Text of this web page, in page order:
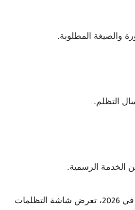
والصيغة المطلوبة.
التظلم.
الخدمة الرسمية.
في 2026، تعرض شاشة التظلمات